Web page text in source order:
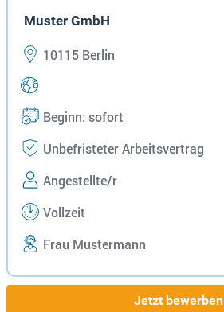
Muster GmbH
10115 Berlin
Beginn: sofort
Unbefristeter Arbeitsvertrag
Angestellte/r
Vollzeit
Frau Mustermann
Jetzt bewerben